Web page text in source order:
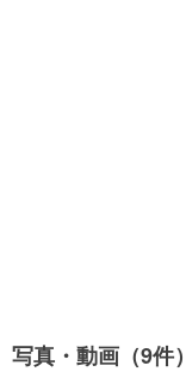
写真・動画（9件）